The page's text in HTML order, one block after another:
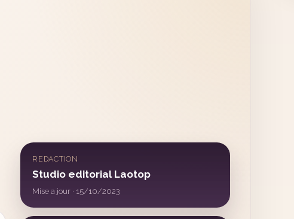
REDACTION
Studio editorial Laotop
Mise a jour · 15/10/2023